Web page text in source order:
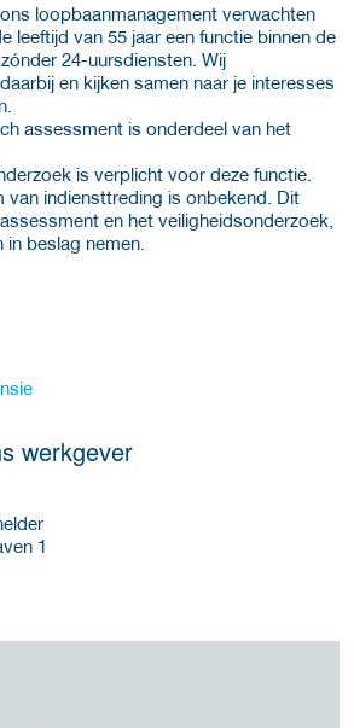
loopbaanmanagement verwachten
leeftijd van 55 jaar een functie binnen de
24-uursdiensten. Wij
en kijken samen naar je interesses
assessment is onderdeel van het
is verplicht voor deze functie.
van indiensttreding is onbekend. Dit
en het veiligheidsonderzoek,
beslag nemen.
werkgever
1